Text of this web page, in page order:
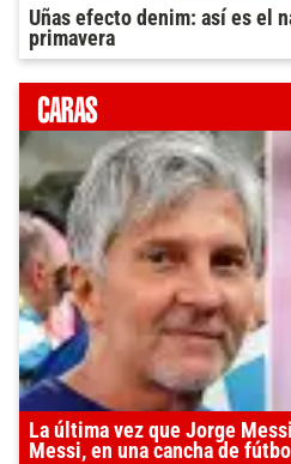
Uñas efecto denim: así es el
primavera
La última vez que Jorge
Messi, en una cancha de fútbol